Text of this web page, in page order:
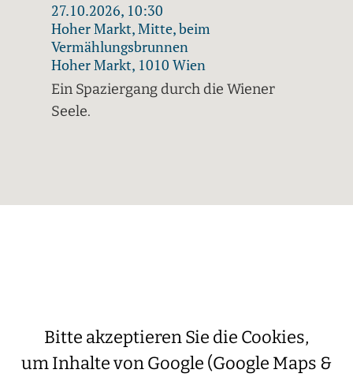
27.10.2026, 10:30
Hoher Markt, Mitte, beim
Vermählungsbrunnen
Hoher Markt, 1010 Wien
Ein Spaziergang durch die Wiener
Seele.
Bitte akzeptieren Sie die Cookies,
um Inhalte von Google (Google Maps &